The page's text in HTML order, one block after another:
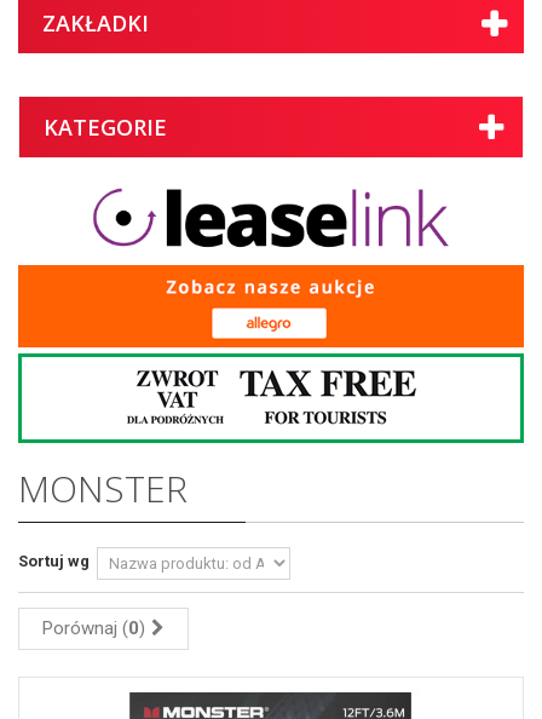
ZAKŁADKI
KATEGORIE
MONSTER
Sortuj wg
Porównaj (0)